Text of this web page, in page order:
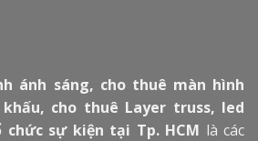
ánh sáng, cho thuê màn hình
cho thuê Layer truss, led
sự kiện tại Tp. HCM là các